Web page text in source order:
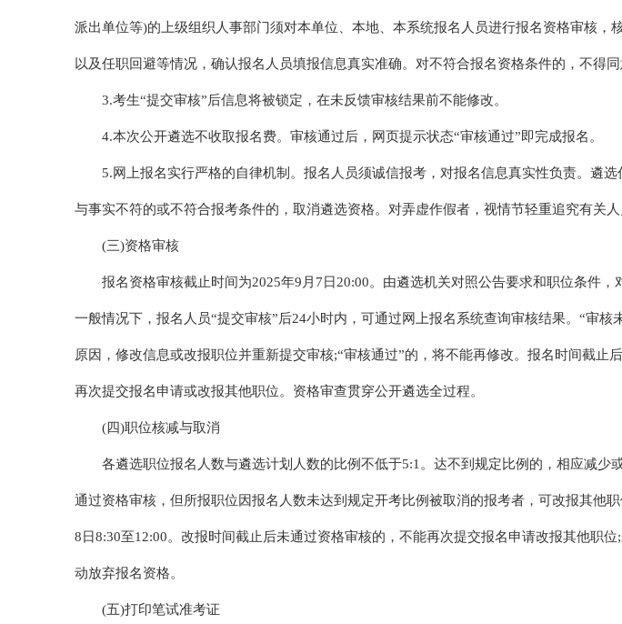
派出单位等)的上级组织人事部门须对本单位、本地、本系统报名人员进行报名资格审核，
以及任职回避等情况，确认报名人员填报信息真实准确。对不符合报名资格条件的，不得同
3.考生“提交审核”后信息将被锁定，在未反馈审核结果前不能修改。
4.本次公开遴选不收取报名费。审核通过后，网页提示状态“审核通过”即完成报名。
5.网上报名实行严格的自律机制。报名人员须诚信报考，对报名信息真实性负责。遴
与事实不符的或不符合报考条件的，取消遴选资格。对弄虚作假者，视情节轻重追究有关人
(三)资格审核
报名资格审核截止时间为2025年9月7日20:00。由遴选机关对照公告要求和职位条件，
一般情况下，报名人员“提交审核”后24小时内，可通过网上报名系统查询审核结果。“审核
原因，修改信息或改报职位并重新提交审核;“审核通过”的，将不能再修改。报名时间截止
再次提交报名申请或改报其他职位。资格审查贯穿公开遴选全过程。
(四)职位核减与取消
各遴选职位报名人数与遴选计划人数的比例不低于5:1。达不到规定比例的，相应减少
通过资格审核，但所报职位因报名人数未达到规定开考比例被取消的报考者，可改报其他
8日8:30至12:00。改报时间截止后未通过资格审核的，不能再次提交报名申请改报其他职
动放弃报名资格。
(五)打印笔试准考证